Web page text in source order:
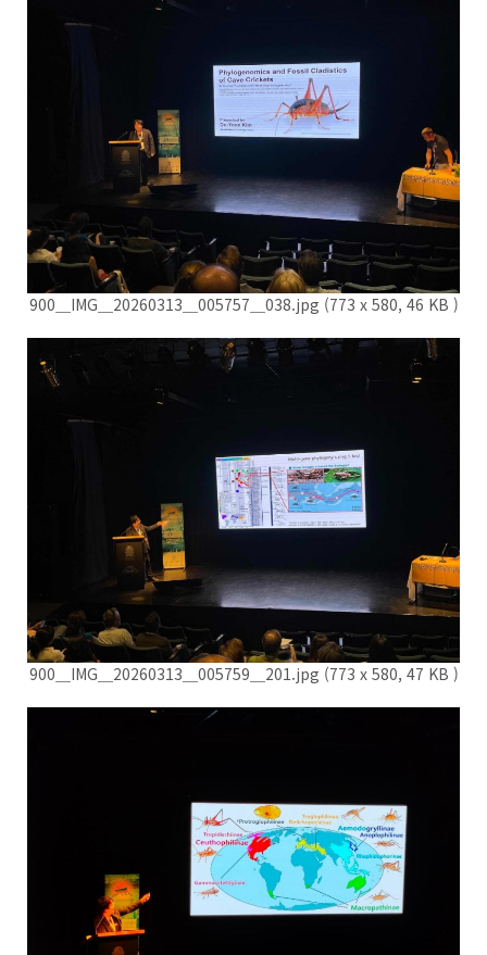
900＿IMG＿20260313＿005757＿038.jpg (773 x 580, 46 KB )
900＿IMG＿20260313＿005759＿201.jpg (773 x 580, 47 KB )